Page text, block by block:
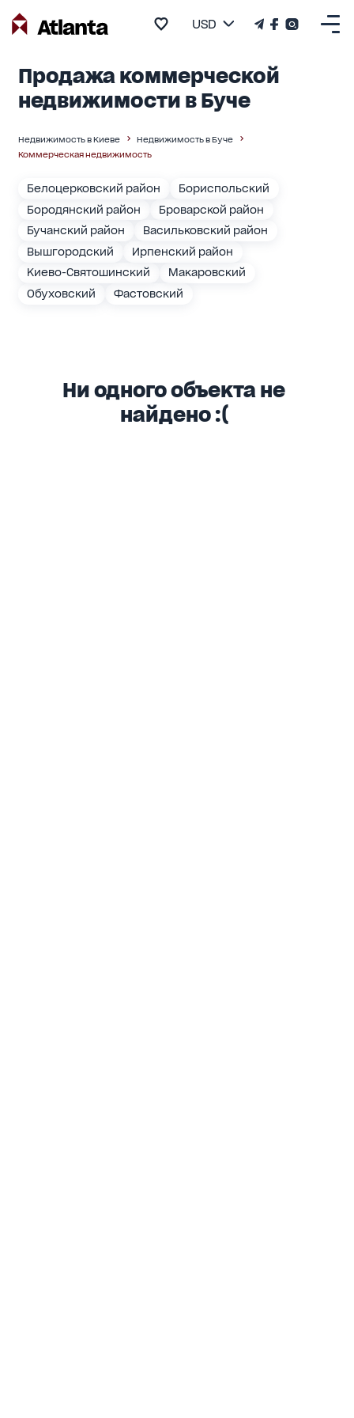
USD
Продажа коммерческой
недвижимости в Буче
Недвижимость в Киеве
Недвижимость в Буче
Коммерческая недвижимость
Белоцерковский район
Бориспольский
Бородянский район
Броварской район
Бучанский район
Васильковский район
Вышгородский
Ирпенский район
Киево-Святошинский
Макаровский
Обуховский
Фастовский
Ни одного объекта не
найдено :(